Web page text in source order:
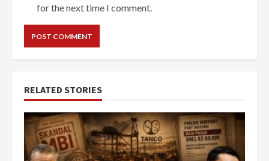
for the next time I comment.
RELATED STORIES